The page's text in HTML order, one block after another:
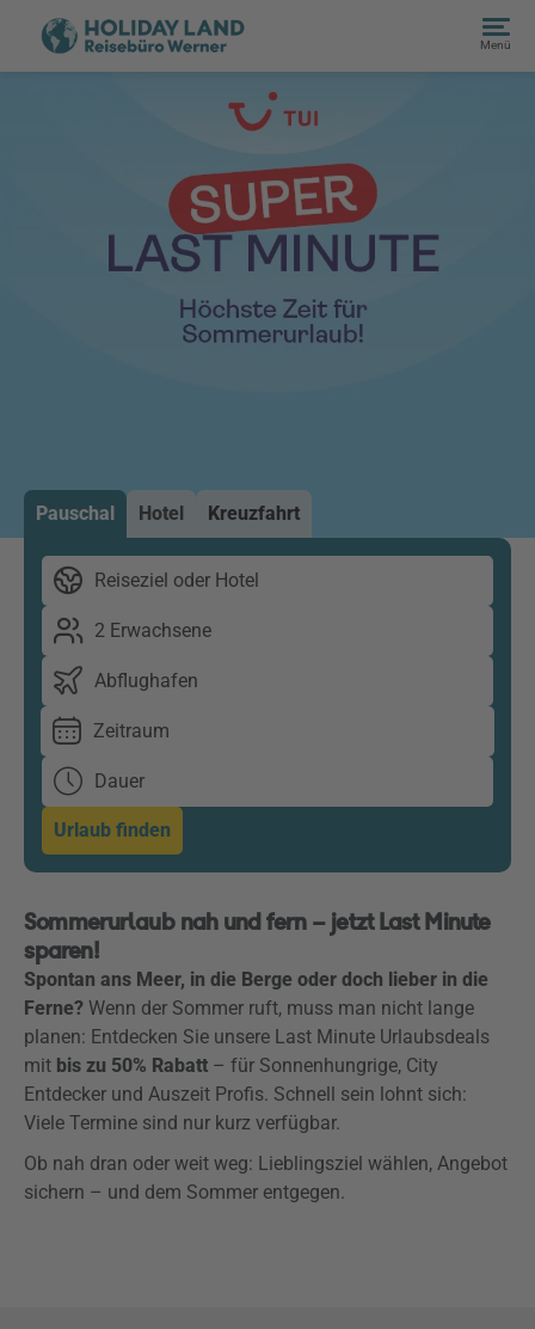
Menü
Pauschal Hotel Kreuzfahrt
Reiseziel oder Hotel
2 Erwachsene
Abflughafen
Zeitraum
Dauer
Urlaub finden
Sommerurlaub nah und fern – jetzt Last Minute
sparen!
Spontan ans Meer, in die Berge oder doch lieber in die
Ferne? Wenn der Sommer ruft, muss man nicht lange
planen: Entdecken Sie unsere Last Minute Urlaubsdeals
mit bis zu 50% Rabatt – für Sonnenhungrige, City
Entdecker und Auszeit Profis. Schnell sein lohnt sich:
Viele Termine sind nur kurz verfügbar.
Ob nah dran oder weit weg: Lieblingsziel wählen, Angebot
sichern – und dem Sommer entgegen.